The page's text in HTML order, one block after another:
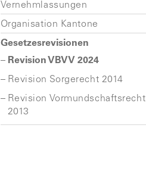
Vernehmlassungen
Organisation Kantone
Gesetzesrevisionen
Revision VBVV 2024
Revision Sorgerecht 2014
Revision Vormundschaftsrecht
2013